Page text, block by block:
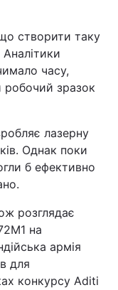
створити таку
часу,
робочий зразок
лазерну
Однак поки
б ефективно
розглядає
на
армія
для
конкурсу Aditi